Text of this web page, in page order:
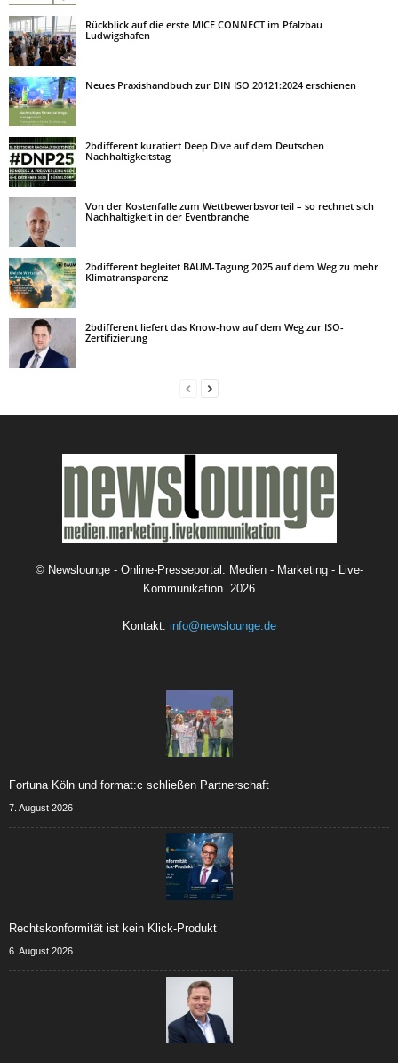
Rückblick auf die erste MICE CONNECT im Pfalzbau
Ludwigshafen
Neues Praxishandbuch zur DIN ISO 20121:2024 erschienen
2bdifferent kuratiert Deep Dive auf dem Deutschen
Nachhaltigkeitstag
Von der Kostenfalle zum Wettbewerbsvorteil – so rechnet sich
Nachhaltigkeit in der Eventbranche
2bdifferent begleitet BAUM-Tagung 2025 auf dem Weg zu mehr
Klimatransparenz
2bdifferent liefert das Know-how auf dem Weg zur ISO-
Zertifizierung
© Newslounge - Online-Presseportal. Medien - Marketing - Live-
Kommunikation. 2026
Kontakt: info@newslounge.de
Fortuna Köln und format:c schließen Partnerschaft
7. August 2026
Rechtskonformität ist kein Klick-Produkt
6. August 2026